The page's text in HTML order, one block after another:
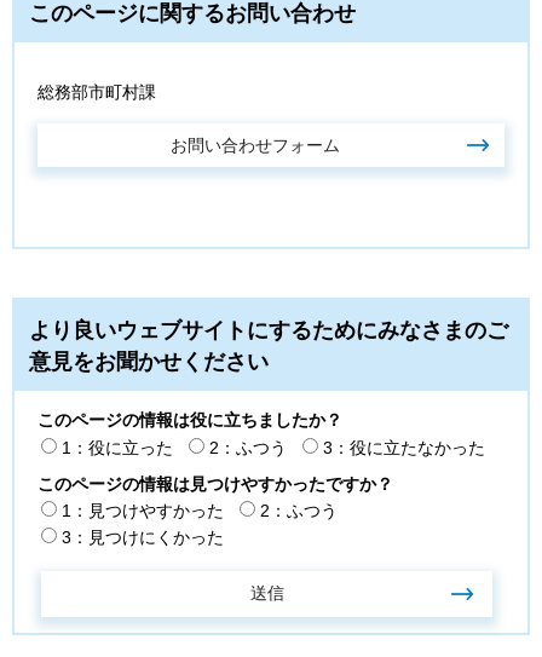
このページに関するお問い合わせ
総務部市町村課
より良いウェブサイトにするためにみなさまのご
意見をお聞かせください
このページの情報は役に立ちましたか？
1：役に立った
2：ふつう
3：役に立たなかった
このページの情報は見つけやすかったですか？
1：見つけやすかった
2：ふつう
3：見つけにくかった